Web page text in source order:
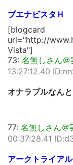
ブエナビスタＨ
[blogcard
url="http://
Vista"]
73: 名無しさん＠
13:27:12.40
オナラブルなん
77: 名無しさん＠
00:37:28.41
アークトライアル